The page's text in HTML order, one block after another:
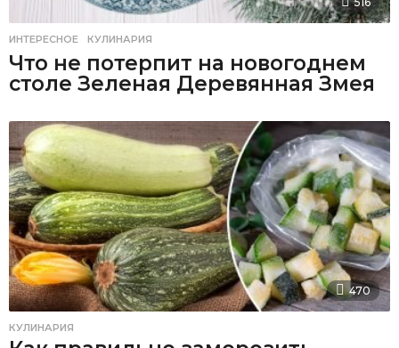
ИНТЕРЕСНОЕ ,КУЛИНАРИЯ
Что не потерпит на новогоднем
столе Зеленая Деревянная Змея
470
КУЛИНАРИЯ